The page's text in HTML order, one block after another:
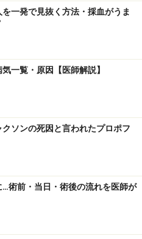
径は麻酔科医の手の大きさ
です。バールの先端に相当
となる患者さんの年齢や体
えることができます。
が戻ると、のどに入れていた
す
大きさ、角度、口が開かな
鏡の挿入が困難な場合があ
な形状の喉頭鏡やファイバ
によっては気管内挿管を中
ことができるラリンジアル
一発で見抜く方法・採血がうま
一覧・原因【医師解説】
ソンの死因と言われたプロポフ
…術前・当日・術後の流れを医師が